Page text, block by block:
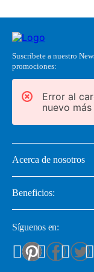
Suscríbete a nuestro
promociones:
Error al
nuevo
Acerca de nosotros
Beneficios:
Síguenos en: